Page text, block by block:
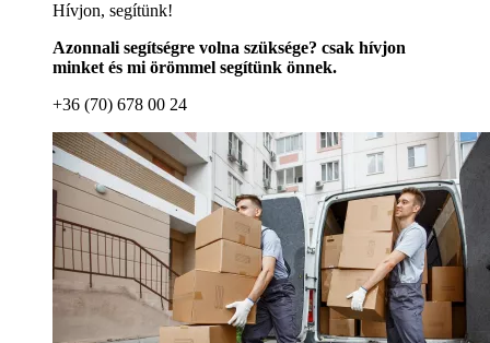
Hívjon, segítünk!
Azonnali segítségre volna szüksége? csak hívjon
minket és mi örömmel segítünk önnek.
+36 (70) 678 00 24